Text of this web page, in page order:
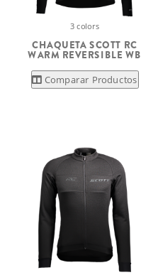
3 colors
CHAQUETA SCOTT RC
WARM REVERSIBLE WB
Comparar Productos